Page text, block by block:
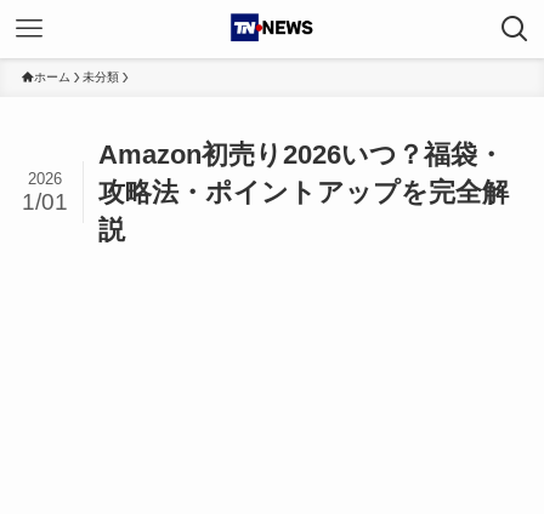
ホーム 未分類
Amazon初売り2026いつ？福袋・
攻略法・ポイントアップを完全解
説
2026
1/01